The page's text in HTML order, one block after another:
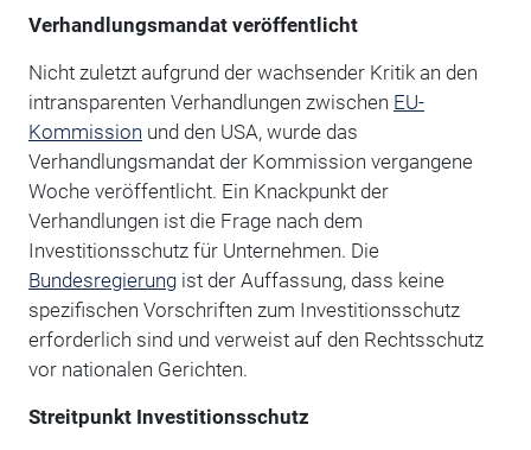
Verhandlungsmandat veröffentlicht
Nicht zuletzt aufgrund der wachsender Kritik an den
intransparenten Verhandlungen zwischen EU-
Kommission und den USA, wurde das
Verhandlungsmandat der Kommission vergangene
Woche veröffentlicht. Ein Knackpunkt der
Verhandlungen ist die Frage nach dem
Investitionsschutz für Unternehmen. Die
Bundesregierungist der Auffassung, dass keine
spezifischen Vorschriften zum Investitionsschutz
erforderlich sind und verweist auf den Rechtsschutz
vor nationalen Gerichten.
Streitpunkt Investitionsschutz